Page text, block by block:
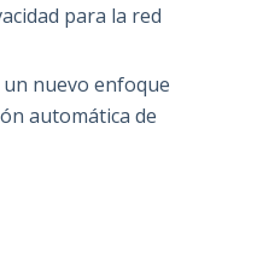
para la red
nuevo enfoque
automática de